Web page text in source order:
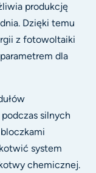
produkcję
Dzięki temu
z fotowoltaiki
dla
silnych
system
chemicznej.